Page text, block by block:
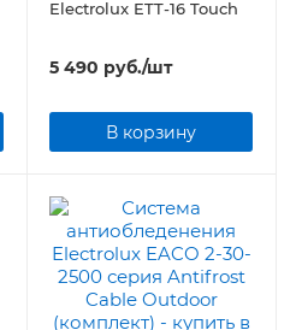
Electrolux ETT-16 Touch
5 490 руб./шт
В корзину